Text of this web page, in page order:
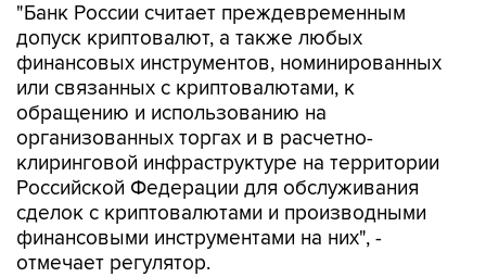
"Банк России считает преждевременным
допуск криптовалют, а также любых
финансовых инструментов, номинированных
или связанных с криптовалютами, к
обращению и использованию на
организованных торгах и в расчетно-
клиринговой инфраструктуре на территории
Российской Федерации для обслуживания
сделок с криптовалютами и производными
финансовыми инструментами на них", -
отмечает регулятор.